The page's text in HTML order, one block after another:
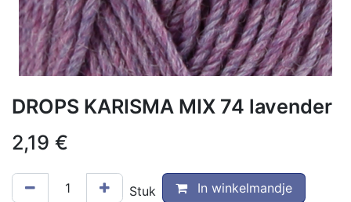
DROPS KARISMA MIX 74 lavender
2,19 €
Stuk In winkelmandje